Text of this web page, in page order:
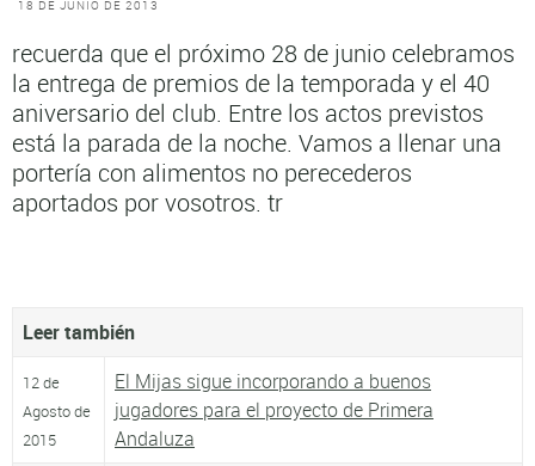
18 DE JUNIO DE 2013
recuerda que el próximo 28 de junio celebramos
la entrega de premios de la temporada y el 40
aniversario del club. Entre los actos previstos
está la parada de la noche. Vamos a llenar una
portería con alimentos no perecederos
aportados por vosotros. tr
Leer también
12 de
Agosto de
2015
El Mijas sigue incorporando a buenos
jugadores para el proyecto de Primera
Andaluza